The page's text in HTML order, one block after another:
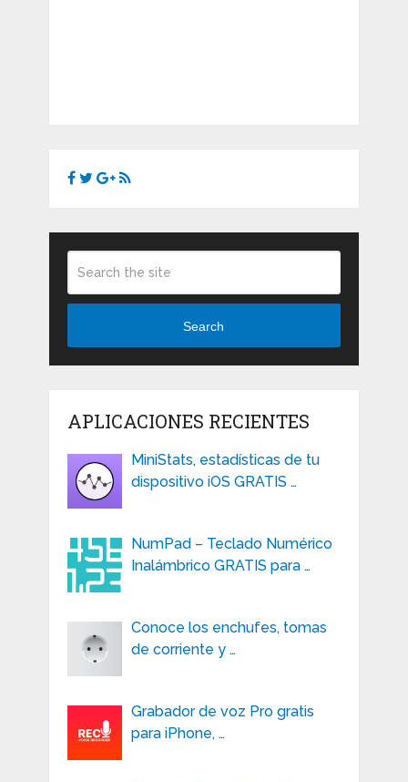
Search
APLICACIONES RECIENTES
MiniStats, estadísticas de tu
dispositivo iOS GRATIS …
NumPad – Teclado Numérico
Inalámbrico GRATIS para …
Conoce los enchufes, tomas
de corriente y …
Grabador de voz Pro gratis
para iPhone, …